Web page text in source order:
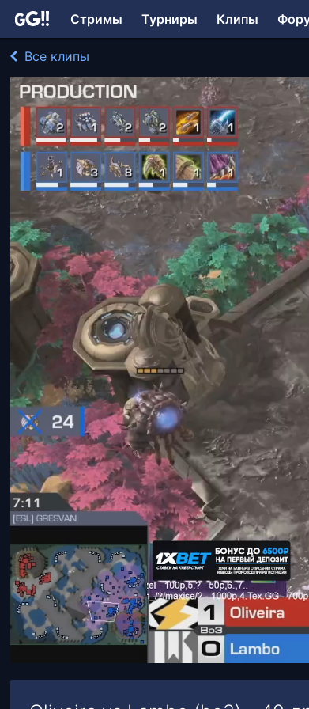
Стримы Турниры Клипы
Все клипы
Pomi играл в StarCraft II: Legacy of the Void
328 просмотров